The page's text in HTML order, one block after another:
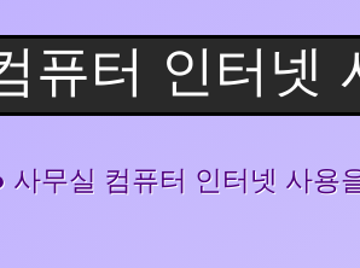
사무실 컴퓨터 인터넷 사용